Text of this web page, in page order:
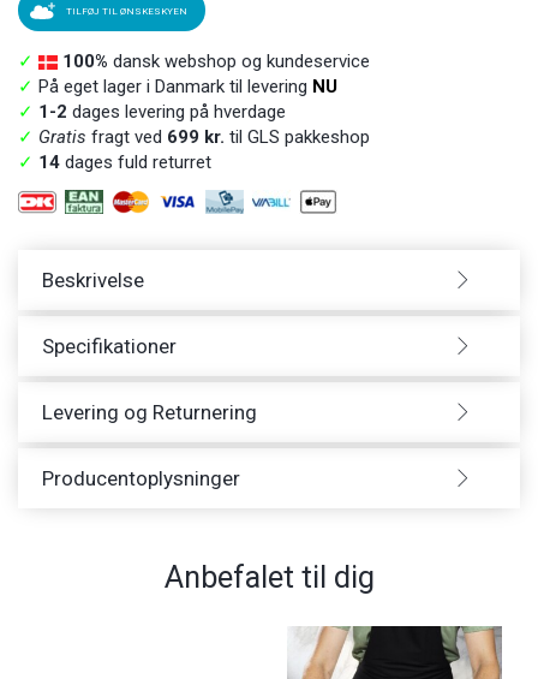
TILFØJ TIL ØNSKESKYEN
✓ 100% dansk webshop og kundeservice
✓ På eget lager i Danmark til levering NU
✓ 1-2 dages levering på hverdage
✓ Gratis fragt ved 699 kr. til GLS pakkeshop
✓ 14 dages fuld returret
Beskrivelse
Specifikationer
Levering og Returnering
Producentoplysninger
Anbefalet til dig